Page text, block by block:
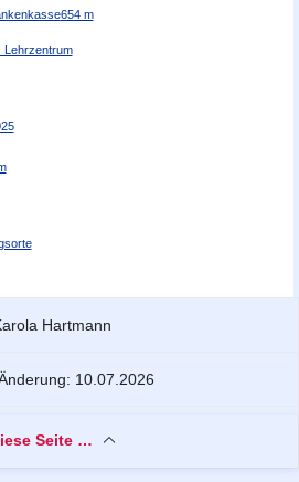
654 m
Lehrzentrum
Hartmann
10.07.2026
Seite …